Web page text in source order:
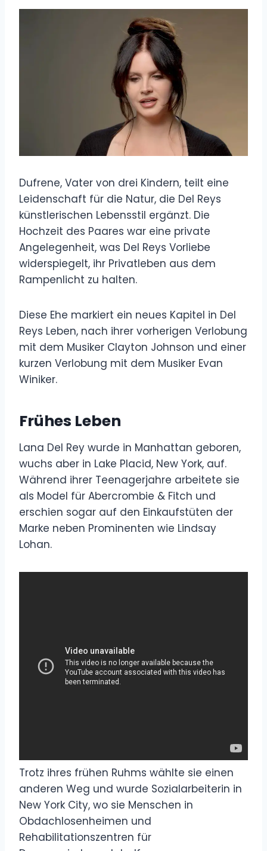
Dufrene, Vater von drei Kindern, teilt eine
Leidenschaft für die Natur, die Del Reys
künstlerischen Lebensstil ergänzt. Die
Hochzeit des Paares war eine private
Angelegenheit, was Del Reys Vorliebe
widerspiegelt, ihr Privatleben aus dem
Rampenlicht zu halten.
Diese Ehe markiert ein neues Kapitel in Del
Reys Leben, nach ihrer vorherigen Verlobung
mit dem Musiker Clayton Johnson und einer
kurzen Verlobung mit dem Musiker Evan
Winiker.
Frühes Leben
Lana Del Rey wurde in Manhattan geboren,
wuchs aber in Lake Placid, New York, auf.
Während ihrer Teenagerjahre arbeitete sie
als Model für Abercrombie & Fitch und
erschien sogar auf den Einkaufstüten der
Marke neben Prominenten wie Lindsay
Lohan.
Trotz ihres frühen Ruhms wählte sie einen
anderen Weg und wurde Sozialarbeiterin in
New York City, wo sie Menschen in
Obdachlosenheimen und
Rehabilitationszentren für